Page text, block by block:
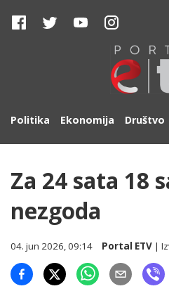
Politika Ekonomija Društvo
Za 24 sata 18
nezgoda
04. jun 2026, 09:14 Portal ETV |